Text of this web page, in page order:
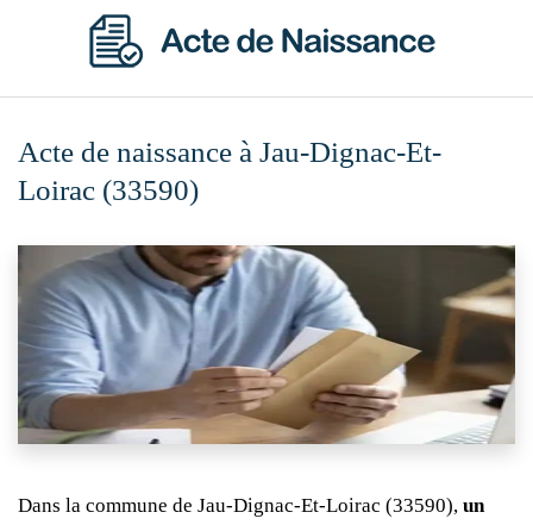
Acte de naissance à Jau-Dignac-Et-
Loirac (33590)
Dans la commune de Jau-Dignac-Et-Loirac (33590), un